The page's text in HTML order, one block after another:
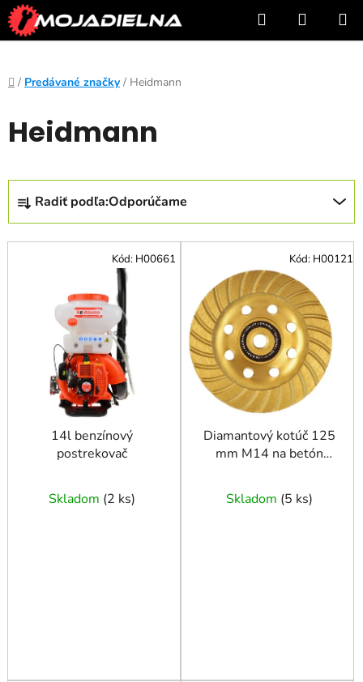
Prejsť
na
obsah
Hľadať
KOŠÍK
Domov
/ Predávané značky / Heidmann
Heidmann
R
a
d
Radiť podľa:Odporúčame
V
14l benzínový
postrekovač
Skladom (2 ks)
Kód: H00661
Diamantový kotúč 125
mm M14 na betón
Skladom (5 ks)
Kód: H00121